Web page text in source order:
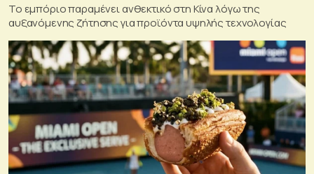
Το εμπόριο παραμένει ανθεκτικό στη Κίνα λόγω της
αυξανόμενης ζήτησης για προϊόντα υψηλής τεχνολογίας